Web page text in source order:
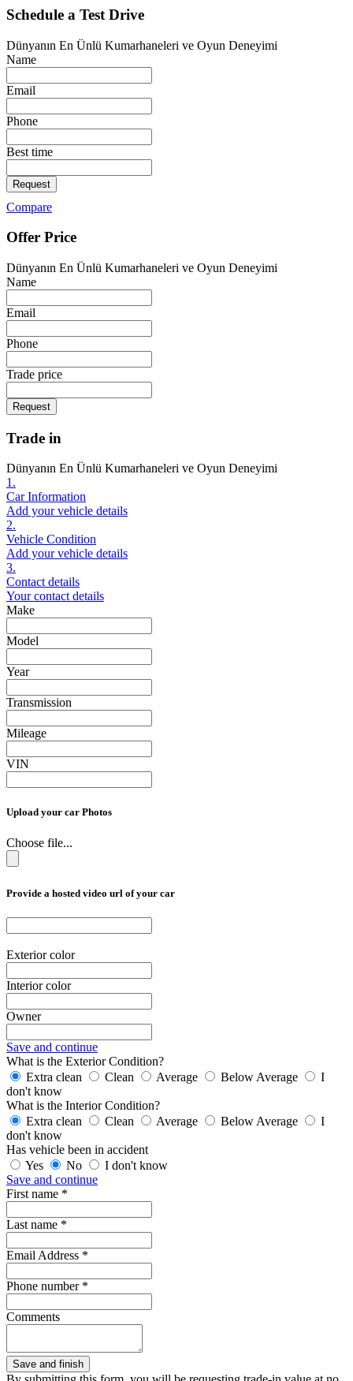
Schedule a Test Drive
Dünyanın En Ünlü Kumarhaneleri ve Oyun Deneyimi
Name
Email
Phone
Best time
Request
Compare
Offer Price
Dünyanın En Ünlü Kumarhaneleri ve Oyun Deneyimi
Name
Email
Phone
Trade price
Request
Trade in
Dünyanın En Ünlü Kumarhaneleri ve Oyun Deneyimi
1.
Car Information
Add your vehicle details
2.
Vehicle Condition
Add your vehicle details
3.
Contact details
Your contact details
Make
Model
Year
Transmission
Mileage
VIN
Upload your car Photos
Choose file...
Provide a hosted video url of your car
Exterior color
Interior color
Owner
Save and continue
What is the Exterior Condition?
Extra clean
Clean Average Below Average
I
don't know
What is the Interior Condition?
Extra clean
Clean Average Below Average
I
don't know
Has vehicle been in accident
Yes
No
I don't know
Save and continue
First name *
Last name *
Email Address *
Phone number *
Comments